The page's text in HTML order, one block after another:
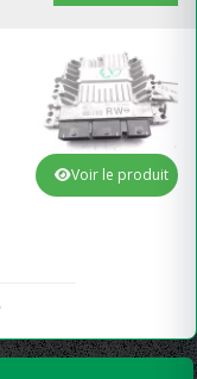
Voir le produit